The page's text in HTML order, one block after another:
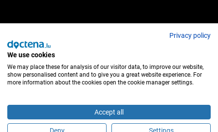
Privacy policy
We use cookies
We may place these for analysis of our visitor data, to improve our website,
show personalised content and to give you a great website experience. For
more information about the cookies open the cookie manager settings.
Accept all